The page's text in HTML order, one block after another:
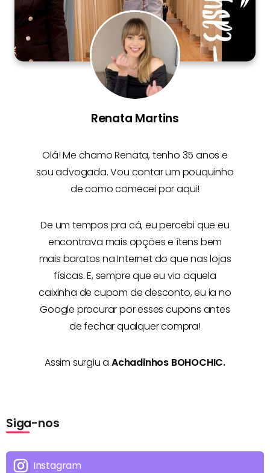
Renata Martins
Olá! Me chamoRenata, tenho 35 anos e
sou advogada. Vou contar um pouquinho
de como comecei por aqui!
De um tempos pra cá, eu percebi que eu
encontrava mais opções e ítens bem
mais baratos na Internetdo que nas lojas
físicas. E, sempre que eu via aquela
caixinha de cupom de desconto, eu ia no
Google procurar por esses cupons antes
de fechar qualquer compra!
Assim surgiu a Achadinhos BOHOCHIC.
Siga-nos
Instagram